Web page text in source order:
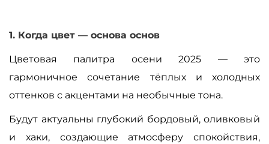
1. Когда цвет — основа основ
Цветовая палитра осени 2025 —это
гармоничное сочетание тёплых и холодных
оттенков с акцентами на необычные тона.
Будут актуальны глубокий бордовый, оливковый
и хаки, создающие атмосферу спокойствия,